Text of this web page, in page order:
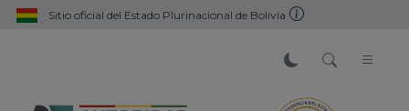
Sitio oficial del Estado Plurinacional de Bolivia